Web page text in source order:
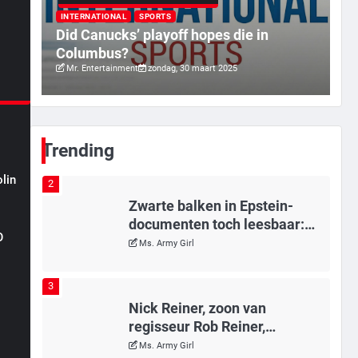
INTERNATIONAL SPORTS
Did Canucks’ playoff hopes die in
Columbus?
Mr. Entertainment zondag, 30 maart 2025
Trending
vertrouwen in nieuwe aanpak
van begeleiding kwetsbare
inwoners door Siem, ondanks
onrust’
Mr. Gamer
Kleine veranderingen op
2
Zwarte balken in Epstein-
documenten toch leesbaar:
‘Heb je al nieuwe ongepaste
Ms. Army Girl
3
Nick Reiner, zoon van
regisseur Rob Reiner,
gearresteerd na dood ouders
Ms. Army Girl